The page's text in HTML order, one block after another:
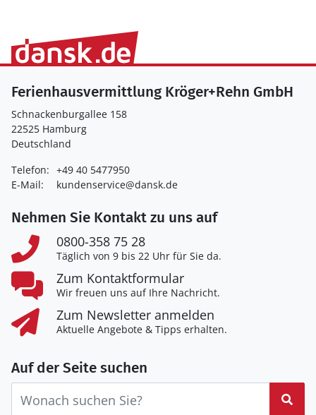
Ferienhausvermittlung Kröger+Rehn GmbH
Schnackenburgallee 158
22525 Hamburg
Deutschland
Telefon: +49 40 5477950
E-Mail:
kundenservice@dansk.de
Nehmen Sie Kontakt zu uns auf
0800-358 75 28
Täglich von 9 bis 22 Uhr für Sie da.
Zum Kontaktformular
Wir freuen uns auf Ihre Nachricht.
Zum Newsletter anmelden
Aktuelle Angebote & Tipps erhalten.
Auf der Seite suchen